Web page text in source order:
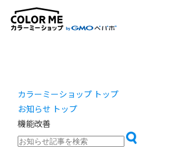
カラーミーショップ トップ
お知らせ トップ
機能改善